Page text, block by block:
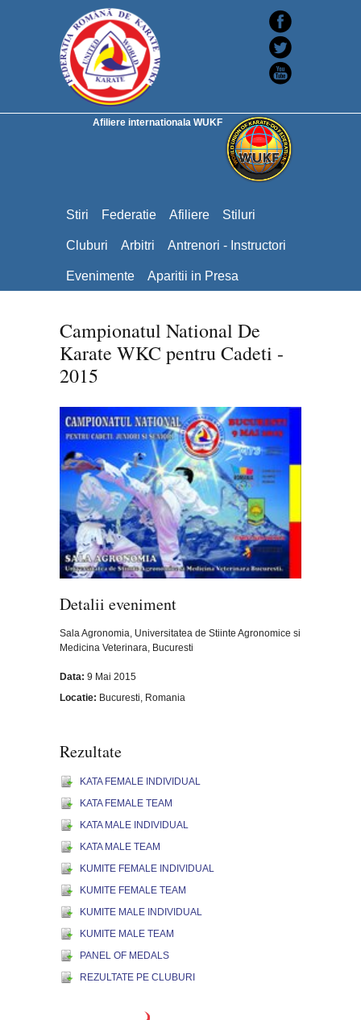
Afiliere internationala WUKF
Stiri Federatie Afiliere Stiluri
Cluburi Arbitri Antrenori - Instructori
Evenimente Aparitii in Presa
Campionatul National De
Karate WKC pentru Cadeti -
2015
Detalii eveniment
Sala Agronomia, Universitatea de Stiinte Agronomice si
Medicina Veterinara, Bucuresti
Data: 9 Mai 2015
Locatie: Bucuresti, Romania
Rezultate
KATA FEMALE INDIVIDUAL
KATA FEMALE TEAM
KATA MALE INDIVIDUAL
KATA MALE TEAM
KUMITE FEMALE INDIVIDUAL
KUMITE FEMALE TEAM
KUMITE MALE INDIVIDUAL
KUMITE MALE TEAM
PANEL OF MEDALS
REZULTATE PE CLUBURI